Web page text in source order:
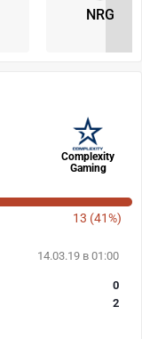
NRG
Complexity
Gaming
13 (41%)
14.03.19 в 01:00
0
2